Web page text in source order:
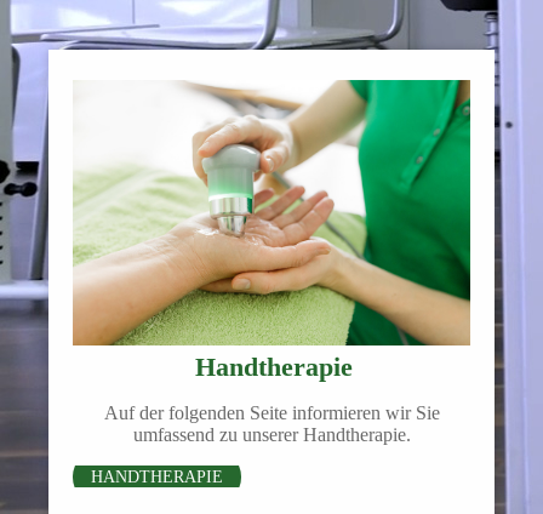
Handtherapie
Auf der folgenden Seite informieren wir Sie
umfassend zu unserer Handtherapie.
HANDTHERAPIE